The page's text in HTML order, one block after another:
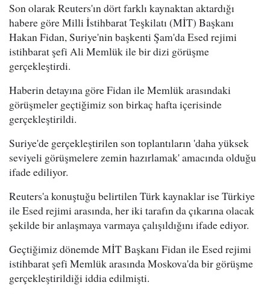
Son olarak Reuters'ın dört farklı kaynaktan aktardığı
habere göre Milli İstihbarat Teşkilatı (MİT) Başkanı
Hakan Fidan, Suriye'nin başkenti Şam'da Esed rejimi
istihbarat şefi Ali Memlük ile bir dizi görüşme
gerçekleştirdi.
Haberin detayına göre Fidan ile Memlük arasındaki
görüşmeler geçtiğimiz son birkaç hafta içerisinde
gerçekleştirildi.
Suriye'de gerçekleştirilen son toplantıların 'daha yüksek
seviyeli görüşmelere zemin hazırlamak' amacında olduğu
ifade ediliyor.
Reuters'a konuştuğu belirtilen Türk kaynaklar ise Türkiye
ile Esed rejimi arasında, her iki tarafın da çıkarına olacak
şekilde bir anlaşmaya varmaya çalışıldığını ifade ediyor.
Geçtiğimiz dönemde MİT Başkanı Fidan ile Esed rejimi
istihbarat şefi Memlük arasında Moskova'da bir görüşme
gerçekleştirildiği iddia edilmişti.